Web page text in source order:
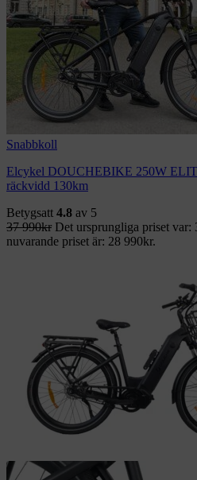
Snabbkoll
Elcykel DOUCHEBIKE 250W
räckvidd 130km
Betygsatt 4.8 av 5
37 990kr Det ursprungliga priset var:
nuvarande priset är: 28 990kr.